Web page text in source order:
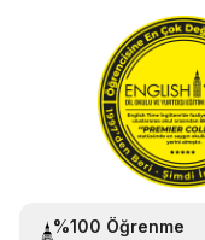
%100 Öğrenme